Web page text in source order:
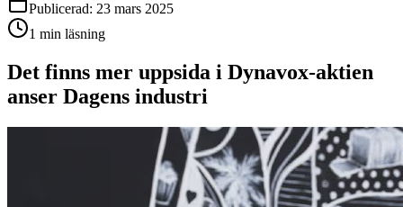
Publicerad: 23 mars 2025
1 min läsning
Det finns mer uppsida i Dynavox-aktien
anser Dagens industri